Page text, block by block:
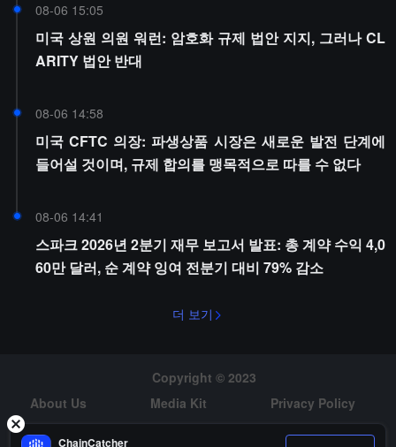
08-06 15:05
미국 상원 의원 워런: 암호화 규제 법안 지지, 그러나 CL
ARITY 법안 반대
08-06 14:58
미국 CFTC 의장: 파생상품 시장은 새로운 발전 단계에
들어설 것이며, 규제 합의를 맹목적으로 따를 수 없다
08-06 14:41
스파크 2026년 2분기 재무 보고서 발표: 총 계약 수익 4,0
60만 달러, 순 계약 잉여 전분기 대비 79% 감소
더 보기
Copyright © 2023
About Us
Media Kit
Privacy Policy
Risk Warning
Hiring
ChainCatcher